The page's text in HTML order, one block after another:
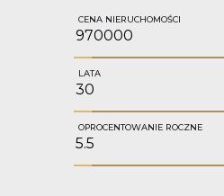
CENA NIERUCHOMOŚCI
LATA
OPROCENTOWANIE ROCZNE